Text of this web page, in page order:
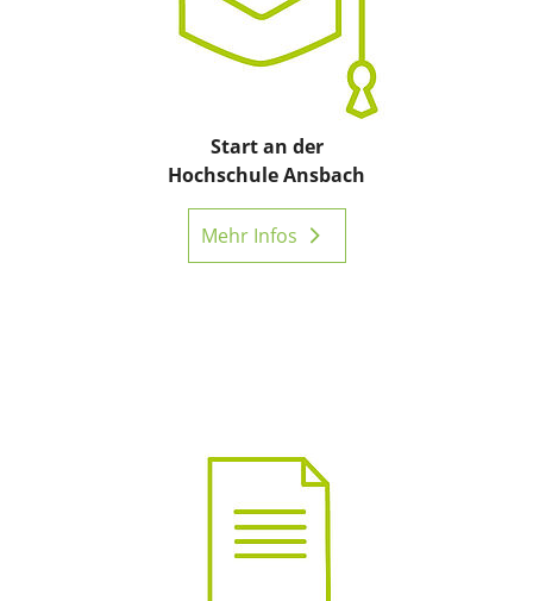
Start an der
Hochschule Ansbach
Mehr Infos